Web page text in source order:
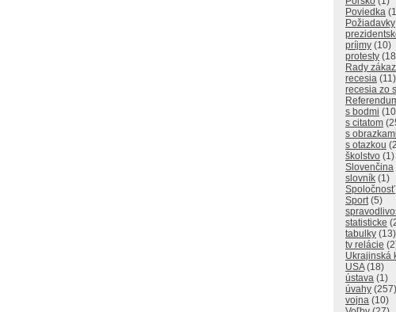
Poviedka
Požiadavky
príjmy (10)
protesty
Rady
recesia (11)
recesia zo
s bodmi
s citatom
s obrazkami
s otazkou
školstvo (1)
Slovenčina
slovník (1)
Spoločnosť
Sport(5)
statisticke
tabulky (13)
tv relácie
Ukrajinská
USA(18)
ústava (1)
úvahy (257)
vojna (10)